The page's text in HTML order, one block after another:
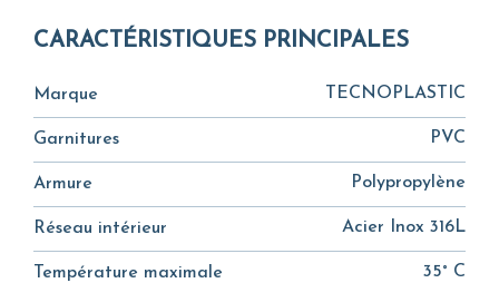
CARACTÉRISTIQUES PRINCIPALES
Marque TECNOPLASTIC
Garnitures PVC
Armure Polypropylène
Réseau intérieur Acier Inox 316L
Température maximale 35° C